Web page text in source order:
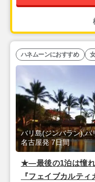
★―最後の1泊は憧
『フェイブカルテ
バリ島(ジンバラン),バ
名古屋発 7日間
ハネムーンにおすすめ